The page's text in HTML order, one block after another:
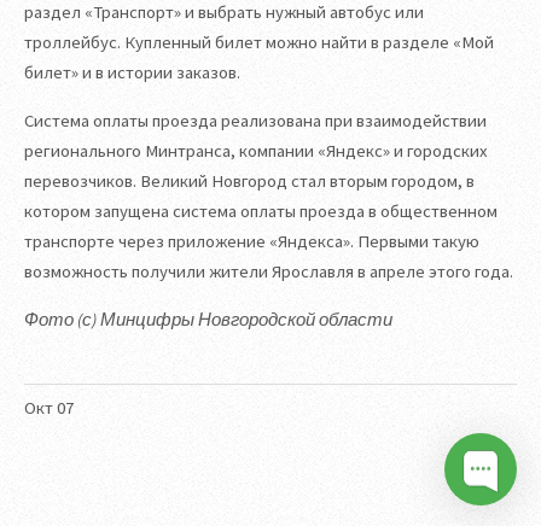
Окт07
раздел «Транспорт» и выбрать нужный автобус или
троллейбус. Купленный билет можно найти в разделе «Мой
билет» и в истории заказов.
Система оплаты проезда реализована при взаимодействии
регионального Минтранса, компании «Яндекс» и городских
перевозчиков. Великий Новгород стал вторым городом, в
котором запущена система оплаты проезда в общественном
транспорте через приложение «Яндекса». Первыми такую
возможность получили жители Ярославля в апреле этого года.
Фото (с) Минцифры Новгородской области